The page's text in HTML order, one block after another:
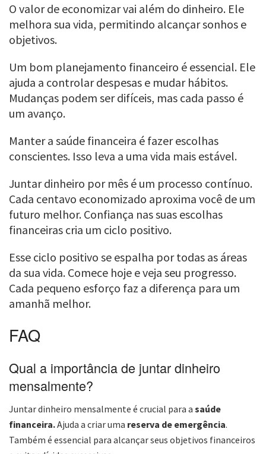
O valor de economizar vai além do dinheiro. Ele
melhora sua vida, permitindo alcançar sonhos e
objetivos.
Um bom planejamento financeiro é essencial. Ele
ajuda a controlar despesas e mudar hábitos.
Mudanças podem ser difíceis, mas cada passo é
um avanço.
Manter a saúde financeira é fazer escolhas
conscientes. Isso leva a uma vida mais estável.
Juntar dinheiro por mês é um processo contínuo.
Cada centavo economizado aproxima você de um
futuro melhor. Confiança nas suas escolhas
financeiras cria um ciclo positivo.
Esse ciclo positivo se espalha por todas as áreas
da sua vida. Comece hoje e veja seu progresso.
Cada pequeno esforço faz a diferença para um
amanhã melhor.
FAQ
Qual a importância de juntar dinheiro
mensalmente?
Juntar dinheiro mensalmente é crucial para a saúde
financeira.Ajuda a criar uma reserva de emergência.
Também é essencial para alcançar seus objetivos financeiros